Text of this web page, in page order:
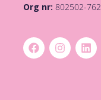
Org nr: 802502-